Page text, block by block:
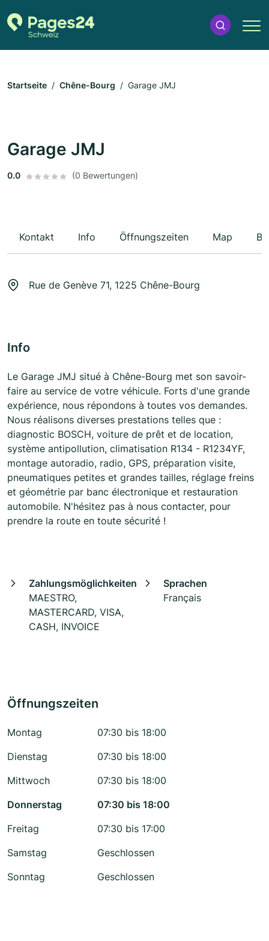
Startseite Chêne-Bourg Garage JMJ
Garage JMJ
0.0 (0 Bewertungen)
Kontakt Info Öffnungszeiten Map
Rue de Genève 71, 1225 Chêne-Bourg
Info
Le Garage JMJ situé à Chêne-Bourg met son savoir-
faire au service de votre véhicule. Forts d'une grande
expérience, nous répondons à toutes vos demandes.
Nous réalisons diverses prestations telles que :
diagnostic BOSCH, voiture de prêt et de location,
système antipollution, climatisation R134 - R1234YF,
montage autoradio, radio, GPS, préparation visite,
pneumatiques petites et grandes tailles, réglage freins
et géométrie par banc électronique et restauration
automobile. N'hésitez pas à nous contacter, pour
prendre la route en toute sécurité !
Zahlungsmöglichkeiten
MAESTRO,
MASTERCARD, VISA,
CASH, INVOICE
Sprachen
Français
Öffnungszeiten
Montag
07:30 bis 18:00
Dienstag
07:30 bis 18:00
Mittwoch
07:30 bis 18:00
Donnerstag
07:30 bis 18:00
Freitag
07:30 bis 17:00
Samstag
Geschlossen
Sonntag
Geschlossen